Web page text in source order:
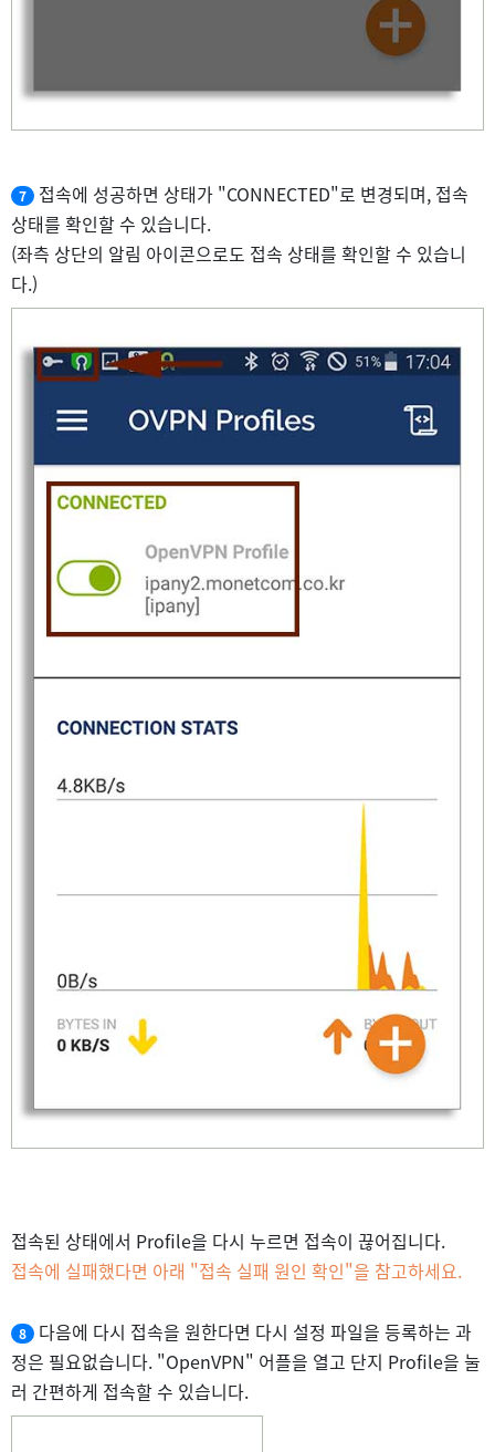
7
접속에 성공하면 상태가 "CONNECTED"로 변경되며, 접속
상태를 확인할 수 있습니다.
(좌측 상단의 알림 아이콘으로도 접속 상태를 확인할 수 있습니
다.)
접속된 상태에서 Profile을 다시 누르면 접속이 끊어집니다.
접속에 실패했다면 아래 "접속 실패 원인 확인"을 참고하세요.
8
다음에 다시 접속을 원한다면 다시 설정 파일을 등록하는 과
정은 필요없습니다. "OpenVPN" 어플을 열고 단지 Profile을 눌
러 간편하게 접속할 수 있습니다.